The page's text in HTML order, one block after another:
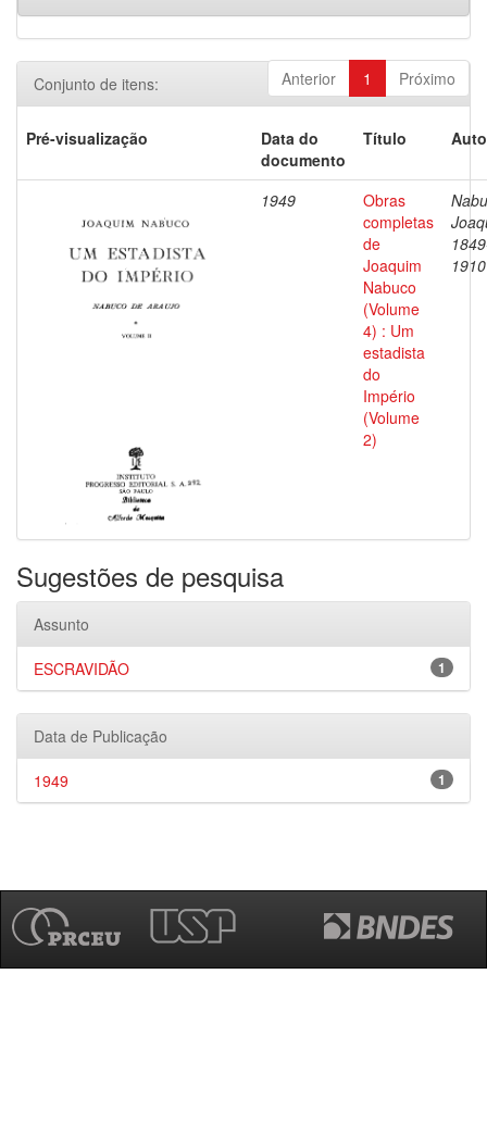
Anterior 1 Próximo
Conjunto de itens:
Pré-visualização
Data do
documento
Título
1949
Obras
completas
de
Joaquim
Nabuco
(Volume
4) : Um
estadista
do
Império
(Volume
2)
1910
Sugestões de pesquisa
Assunto
1
ESCRAVIDÃO
Data de Publicação
1
1949